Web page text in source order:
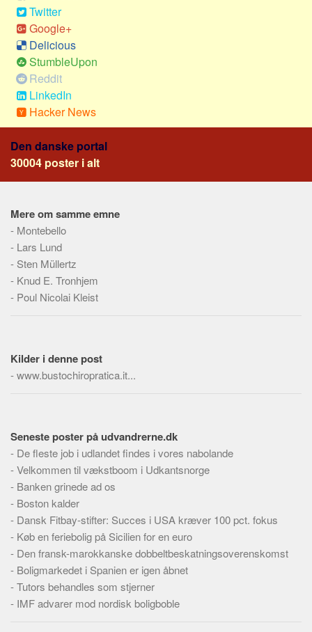
Transport
Alle
Aspekter
Køb og salg
Økonomi
Skatter og afgifter
Alle
Meta
Dokumenttyper
Emner
Steder
Kilder
Forhistorien
Redigering
Tekstannoncer
Bannere
Hjælp
Twitter
Google+
Delicious
StumbleUpon
Reddit
LinkedIn
Hacker News
Den danske portal
30004 poster i alt
Mere om samme emne
- Montebello
- Lars Lund
- Sten Müllertz
- Knud E. Tronhjem
- Poul Nicolai Kleist
Kilder i denne post
-www.bustochiropratica.it...
Seneste poster på udvandrerne.dk
- De fleste job i udlandet findes i vores nabolande
-Velkommen til vækstboom i Udkantsnorge
- Banken grinede ad os
- Boston kalder
- Dansk Fitbay-stifter: Succes i USA kræver 100 pct. fokus
- Køb en feriebolig på Sicilien for en euro
- Den fransk-marokkanske dobbeltbeskatningsoverenskomst
- Boligmarkedet i Spanien er igen åbnet
-Tutors behandles som stjerner
- IMF advarer mod nordisk boligboble